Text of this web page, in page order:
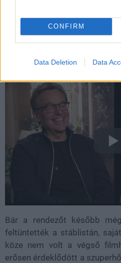
CONFIRM
Data Deletion Data
"Hazafelé tartva egy
telefonhívást a stúdió
rúgva, mert túl sok a
- idézte fel Columbus.
Bár a rendezőt később
feltüntették a stáblistán,
köze nem volt a végső
erősen érdeklődött a